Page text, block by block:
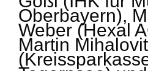
Oberbayern),
Weber (Hexal
Martin